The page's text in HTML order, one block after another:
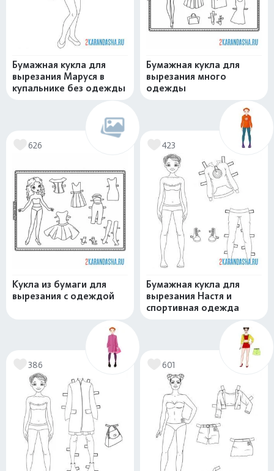
Бумажная кукла для
вырезания Маруся в
купальнике без одежды
Бумажная кукла для
вырезания много
одежды
626
Кукла из бумаги для
вырезания с одеждой
423
Бумажная кукла для
вырезания Настя и
спортивная одежда
386 601